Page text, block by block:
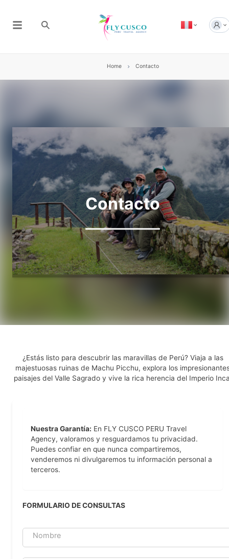
Home Contacto
Contacto
¿Estás listo para descubrir las maravillas de Perú? Viaja a las
majestuosas ruinas de Machu Picchu, explora los
paisajes del Valle Sagrado y vive la rica herencia del Imperio
Nuestra Garantía: En FLY CUSCO PERU Travel
Agency, valoramos y resguardamos tu privacidad.
Puedes confiar en que nunca compartiremos,
venderemos ni divulgaremos tu información personal a
terceros.
FORMULARIO DE CONSULTAS
Nombre